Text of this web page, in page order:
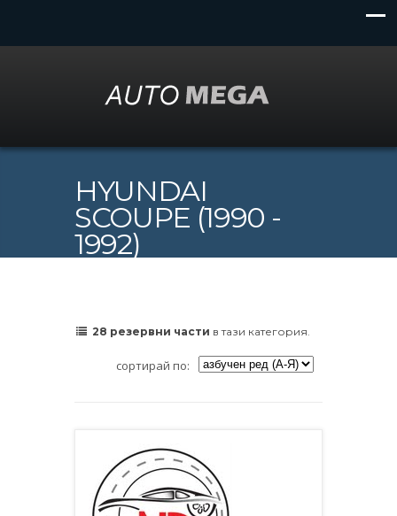
HYUNDAI
SCOUPE (1990 -
1992)
28 резервни части в тази категория.
сортирай по: